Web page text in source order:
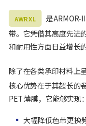
AWR XL
是 ARMOR-
带。它凭借其高度先进
和耐用性方面日益增长
除了在各类承印材料上
核心优势在于其超长的
PET 薄膜，它能够实现：
大幅降低色带更换